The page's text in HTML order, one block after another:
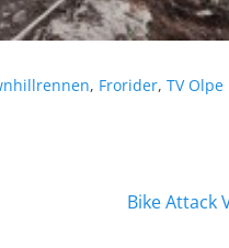
, Frorider, TV Olpe
NächsterBike Attack